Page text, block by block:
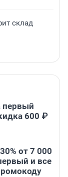
склад
первый
600 ₽
от 7 000
и все